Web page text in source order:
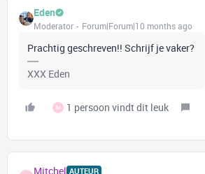
Eden
Moderator Forum|Forum|10 months ago
Prachtig geschreven!! Schrijf je vaker?
XXX Eden
M 1 persoon vindt dit leuk
Mitchel AUTEUR